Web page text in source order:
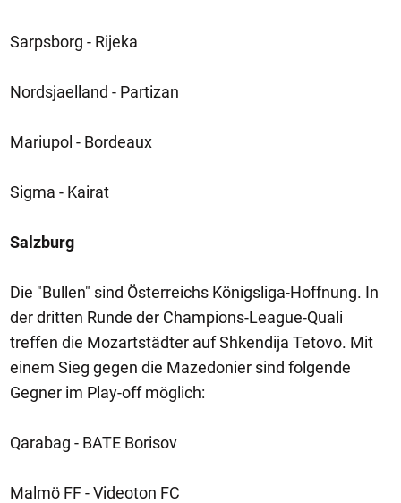
Sarpsborg - Rijeka
Nordsjaelland - Partizan
Mariupol - Bordeaux
Sigma - Kairat
Salzburg
Die "Bullen" sind Österreichs Königsliga-Hoffnung. In
der dritten Runde der Champions-League-Quali
treffen die Mozartstädter auf Shkendija Tetovo. Mit
einem Sieg gegen die Mazedonier sind folgende
Gegner im Play-off möglich:
Qarabag - BATE Borisov
Malmö FF - Videoton FC